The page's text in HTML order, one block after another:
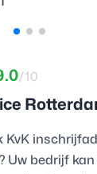
/10
KvK
Uw bedrijf kan